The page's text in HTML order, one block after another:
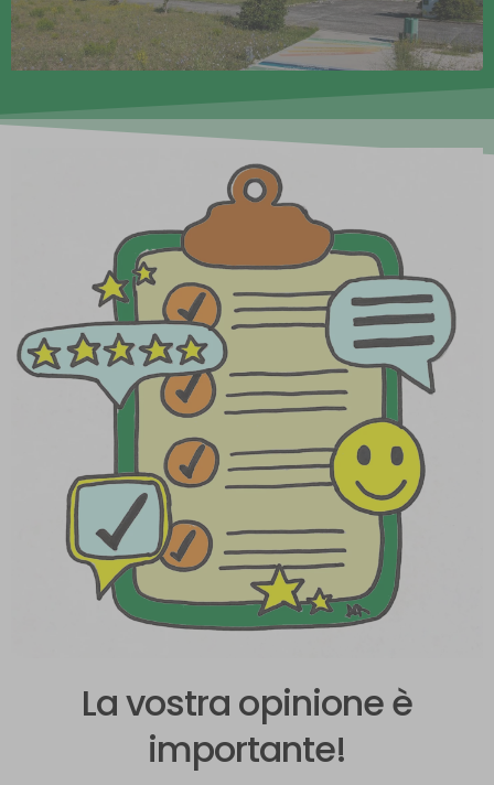
La vostra opinione è
importante!